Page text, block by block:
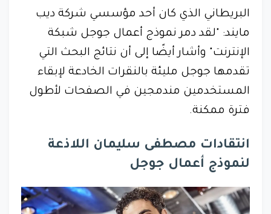
البريطاني الذي كان أحد مؤسسي شركة ديب
مايند: "لقد دمر نموذج أعمال جوجل شبكة
الإنترنت" وأشار أيضًا إلى أن نتائج البحث التي
تقدمها جوجل مليئة بالنقرات الخادعة لإبقاء
المستخدمين مندمجين في الصفحات لأطول
فترة ممكنة.
انتقادات مصطفى سليمان اللاذعة
لنموذج أعمال جوجل